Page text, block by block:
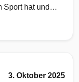
Sport hat und
3. Oktober 2025